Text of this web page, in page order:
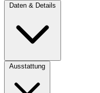
Daten & Details
Ausstattung